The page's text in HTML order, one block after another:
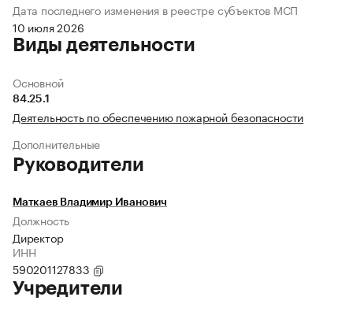
Дата последнего изменения в реестре субъектов МСП
10 июля 2026
Виды деятельности
Основной
84.25.1
Деятельность по обеспечению пожарной безопасности
Дополнительные
Руководители
Маткаев Владимир Иванович
Должность
Директор
ИНН
590201127833
Учредители